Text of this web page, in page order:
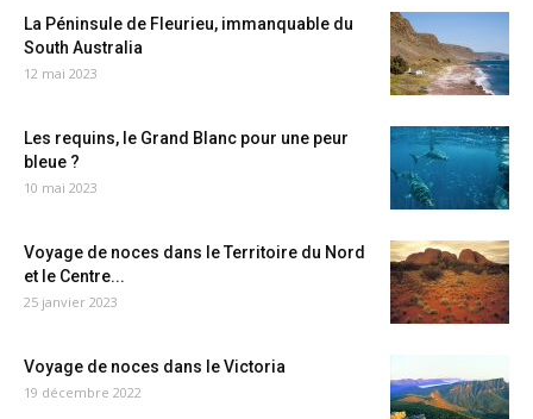
La Péninsule de Fleurieu, immanquable du
South Australia
12 mai 2023
Les requins, le Grand Blanc pour une peur
bleue ?
10 mai 2023
Voyage de noces dans le Territoire du Nord
et le Centre...
25 janvier 2023
Voyage de noces dans le Victoria
19 décembre 2022